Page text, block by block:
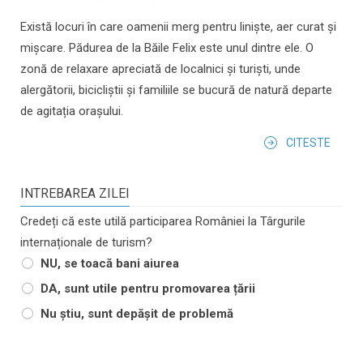
Există locuri în care oamenii merg pentru liniște, aer curat și
mișcare. Pădurea de la Băile Felix este unul dintre ele. O
zonă de relaxare apreciată de localnici și turiști, unde
alergătorii, bicicliștii și familiile se bucură de natură departe
de agitația orașului.
CITESTE
INTREBAREA ZILEI
Credeți că este utilă participarea României la Târgurile
internaționale de turism?
NU, se toacă bani aiurea
DA, sunt utile pentru promovarea țării
Nu știu, sunt depășit de problemă